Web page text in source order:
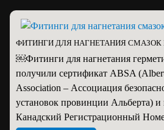
ФИТИНГИ ДЛЯ НАГНЕТАНИЯ СМАЗОК
￼Фитинги для нагнетания
получили сертификат ABSA
Association – Ассоциация
установок провинции Альберта)
Канадский Регистрационный